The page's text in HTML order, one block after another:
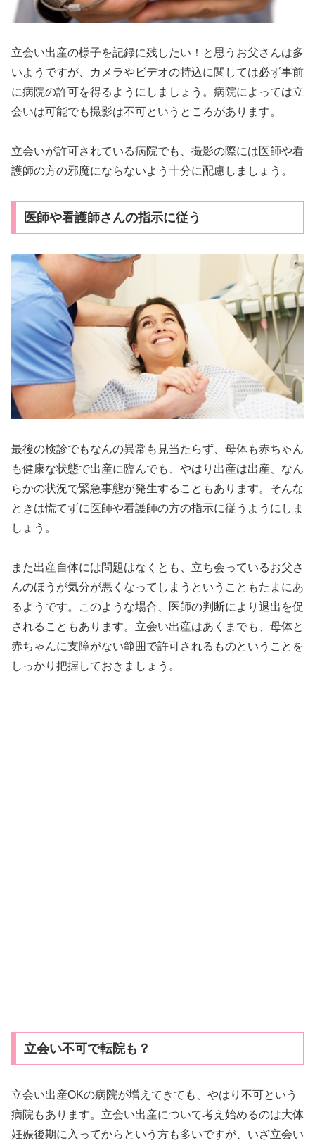
立会い出産の様子を記録に残したい！と思うお父さんは多
いようですが、カメラやビデオの持込に関しては必ず事前
に病院の許可を得るようにしましょう。病院によっては立
会いは可能でも撮影は不可というところがあります。
立会いが許可されている病院でも、撮影の際には医師や看
護師の方の邪魔にならないよう十分に配慮しましょう。
医師や看護師さんの指示に従う
最後の検診でもなんの異常も見当たらず、母体も赤ちゃん
も健康な状態で出産に臨んでも、やはり出産は出産、なん
らかの状況で緊急事態が発生することもあります。そんな
ときは慌てずに医師や看護師の方の指示に従うようにしま
しょう。
また出産自体には問題はなくとも、立ち会っているお父さ
んのほうが気分が悪くなってしまうということもたまにあ
るようです。このような場合、医師の判断により退出を促
されることもあります。立会い出産はあくまでも、母体と
赤ちゃんに支障がない範囲で許可されるものということを
しっかり把握しておきましょう。
立会い不可で転院も？
立会い出産OKの病院が増えてきても、やはり不可という
病院もあります。立会い出産について考え始めるのは大体
妊娠後期に入ってからという方も多いですが、いざ立会い